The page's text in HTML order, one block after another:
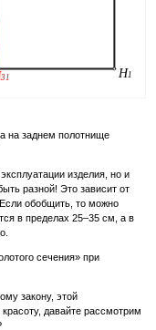
на заднем полотнище
изделия, но и
разной! Это зависит от
обобщить, то можно
в пределах 25–35 см, а в
сечения» при
закону, этой
давайте рассмотрим